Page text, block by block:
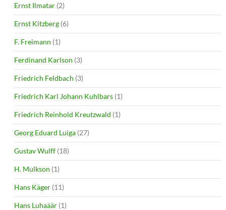
Ernst Ilmatar (2)
Ernst Kitzberg (6)
F. Freimann (1)
Ferdinand Karlson (3)
Friedrich Feldbach (3)
Friedrich Karl Johann Kuhlbars (1)
Friedrich Reinhold Kreutzwald (1)
Georg Eduard Luiga (27)
Gustav Wulff (18)
H. Mulkson (1)
Hans Käger (11)
Hans Luhaäär (1)